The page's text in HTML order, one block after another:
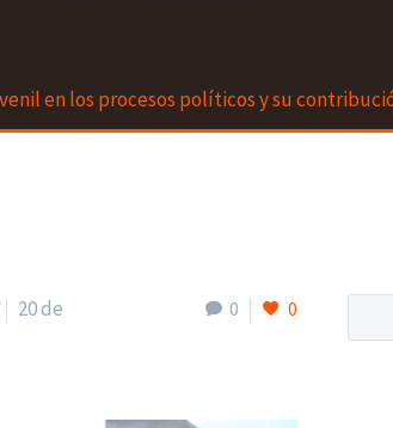
en los procesos políticos y su
0 0
20 de